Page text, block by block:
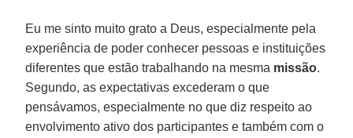
Eu me sinto muito grato a Deus, especialmente pela
experiência de poder conhecer pessoas e instituições
diferentes que estão trabalhando na mesma missão.
Segundo, as expectativas excederam o que
pensávamos, especialmente no que diz respeito ao
envolvimento ativo dos participantes e também com o